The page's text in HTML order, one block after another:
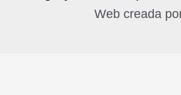
Web creada